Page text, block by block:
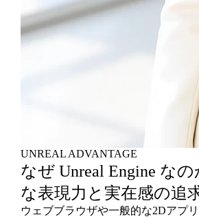
UNREAL ADVANTAGE
なぜ Unreal Engine な
な表現力と実在感の追
ウェブブラウザや一般的な2Dアプ